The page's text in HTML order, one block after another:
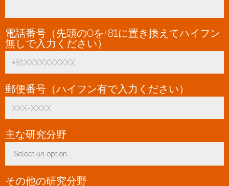
電話番号（先頭の0を+81に置き換えてハイフン
無しで入力ください）
郵便番号（ハイフン有で入力ください）
主な研究分野
Select an option
Toggle Dropdown
その他の研究分野